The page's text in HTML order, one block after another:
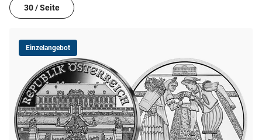
30 / Seite
Einzelangebot